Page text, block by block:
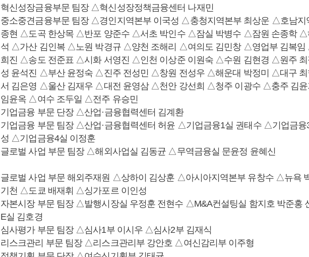
혁신성장금융부문 팀장 △혁신성장정책금융센터 나재민
중소중견금융부문 팀장 △경인지역본부 이국성 △충청지역본부 최상운 △호남지
종현 △도곡 한상목 △반포 양준수 △서초 박인수 △잠실 박병수 △잠원 손종학 △
석 △가산 김인복 △노원 박경규 △양천 조해리 △여의도 김민창 △영업부 김복
희진 △송도 전준표 △시화 서영진 △인천 이상준 이원숙 △수원 김현경 △원주
성 윤석진 △부산 윤정숙 △진주 전성민 △창원 전성우 △해운대 박정미 △대구
서 김은영 △울산 김재우 △대전 윤영삼 △천안 강선희 △청주 이광수 △충주 김
임윤옥 △여수 조두일 △전주 유승민
기업금융 부문 단장 △산업·금융협력센터 김계환
기업금융 부문 팀장 △산업·금융협력센터 허윤 △기업금융1실 권태수 △기업금융
성 △기업금융4실 이정훈
글로벌 사업 부문 팀장 △해외사업실 김동균 △무역금융실 문윤정 윤혜신
글로벌 사업 부문 해외주재원 △상하이 김상훈 △아시아지역본부 유창수 △뉴욕
기천 △도쿄 배재휘 △싱가포르 이인성
자본시장 부문 팀장 △발행시장실 우정훈 전현수 △M&A컨설팅실 함지호 박준홍
E실 김호경
심사평가 부문 팀장 △심사1부 이시우 △심사2부 김재식
리스크관리 부문 팀장 △리스크관리부 강안호 △여신감리부 이주형